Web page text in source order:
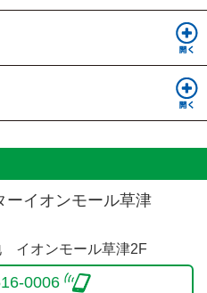
ーイオンモール草津
イオンモール草津2F
0006